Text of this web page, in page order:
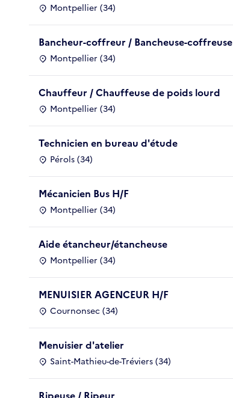
Montpellier (34)
Bancheur-coffreur / Bancheuse-coffreuse
Montpellier (34)
Chauffeur / Chauffeuse de poids lourd
Montpellier (34)
Technicien en bureau d'étude
Pérols (34)
Mécanicien Bus H/F
Montpellier (34)
Aide étancheur/étancheuse
Montpellier (34)
MENUISIER AGENCEUR H/F
Cournonsec (34)
Menuisier d'atelier
Saint-Mathieu-de-Tréviers (34)